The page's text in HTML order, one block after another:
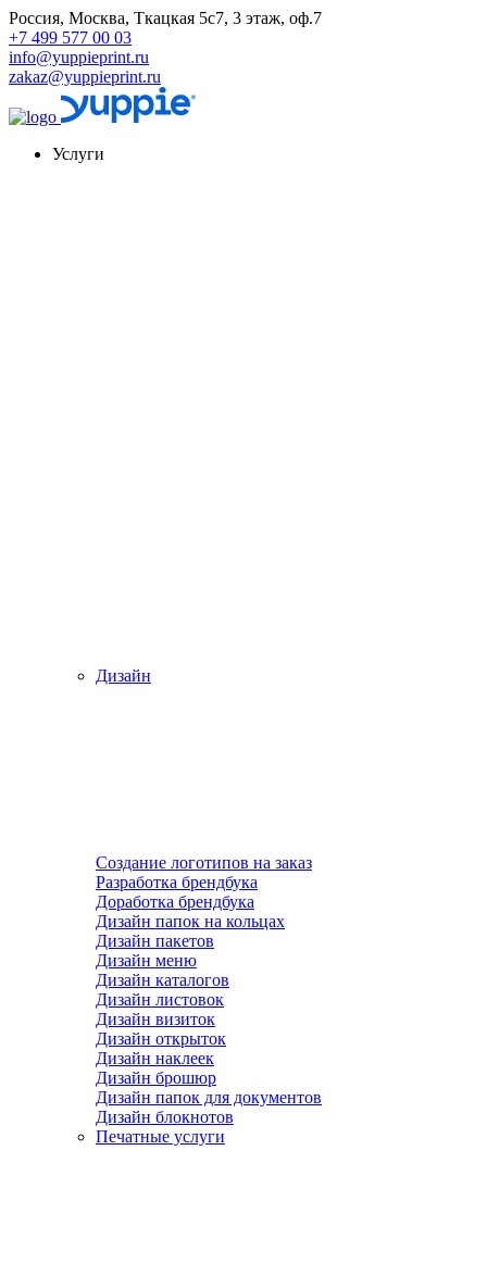
Россия, Москва, Ткацкая 5с7, 3 этаж, оф.7
+7 499 577 00 03
info@yuppieprint.ru
zakaz@yuppieprint.ru
Услуги
Дизайн
Создание логотипов на заказ
Разработка брендбука
Доработка брендбука
Дизайн папок на кольцах
Дизайн пакетов
Дизайн меню
Дизайн каталогов
Дизайн листовок
Дизайн визиток
Дизайн открыток
Дизайн наклеек
Дизайн брошюр
Дизайн папок для документов
Дизайн блокнотов
Печатные услуги